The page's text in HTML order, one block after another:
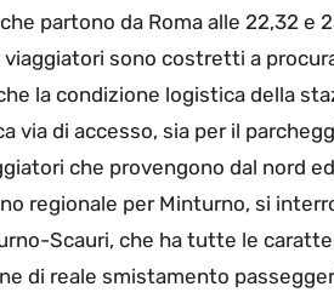
partono da Roma alle 22,32 e
sono costretti a
la condizione logistica della
via di accesso, sia per il
che provengono dal nord
regionale per Minturno, si
Scauri, che ha tutte le
di reale smistamento